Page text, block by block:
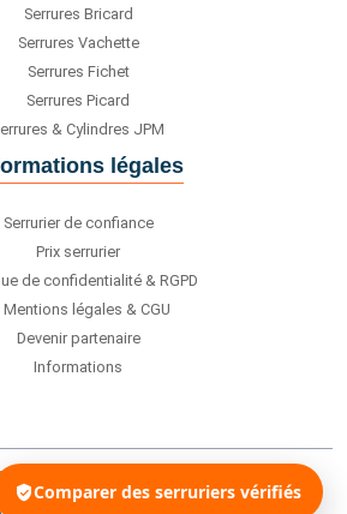
Comparer des serruriers vérifiés
Serrures Bricard
Serrures Vachette
Serrures Fichet
Serrures Picard
& Cylindres JPM
légales
Serrurier de confiance
Prix serrurier
de confidentialité & RGPD
légales & CGU
Devenir partenaire
Informations
2026 - Serrurier.ai